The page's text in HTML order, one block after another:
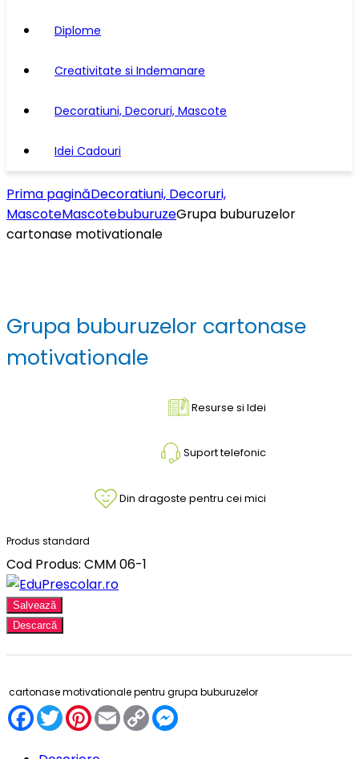
Diplome
Creativitate si Indemanare
Decoratiuni, Decoruri, Mascote
Idei Cadouri
Prima paginăDecoratiuni, Decoruri,
MascoteMascotebuburuzeGrupa buburuzelor
cartonase motivationale
Grupa buburuzelor cartonase
motivationale
Resurse si Idei
Suport telefonic
Din dragoste pentru cei mici
Produs standard
Cod Produs: CMM 06-1
Salvează
Descarcă
cartonase motivationale pentru grupa buburuzelor
Facebook
TwitterPinterest
EmailCopy
Link